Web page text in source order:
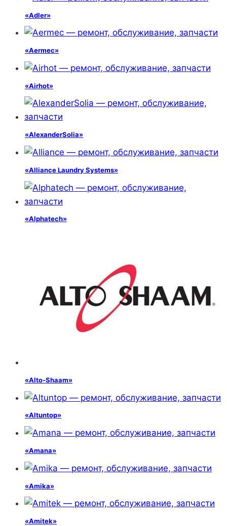
«Adler»
«Aermec»
«Airhot»
«AlexanderSolia»
«Alliance Laundry Systems»
«Alphatech»
«Alto-Shaam»
«Altuntop»
«Amana»
«Amika»
«Amitek»